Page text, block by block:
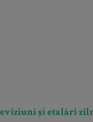
și etalări